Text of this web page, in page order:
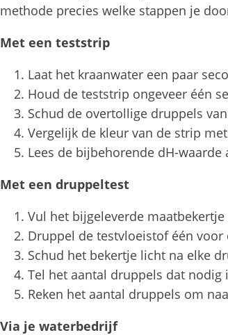
methode precies welke stappen je
Met een teststrip
Laat het kraanwater een paar
Houd de teststrip ongeveer één
Schud de overtollige druppels
Vergelijk de kleur van de strip
Lees de bijbehorende dH-waarde
Met een druppeltest
Vul het bijgeleverde
Druppel de testvloeistof één voor
Schud het bekertje licht na elke
Tel het aantal druppels dat
Reken het aantal druppels om
Via je waterbedrijf